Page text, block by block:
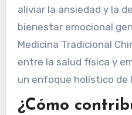
aliviar la ansiedad y la
bienestar emocional
Medicina Tradicional
entre la salud física y
un enfoque holístico de
¿Cómo